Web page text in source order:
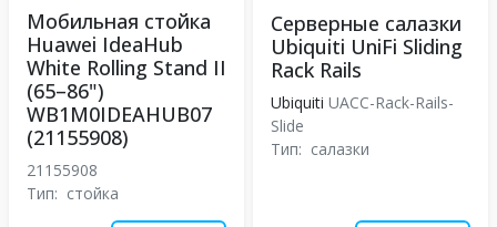
Мобильная стойка
Huawei IdeaHub
White Rolling Stand II
(65–86")
WB1M0IDEAHUB07
(21155908)
21155908
Тип: стойка
Серверные салазки
Ubiquiti UniFi Sliding
Rack Rails
Ubiquiti UACC-Rack-Rails-
Slide
Тип: салазки